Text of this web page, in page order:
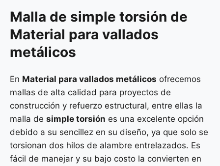
Malla de simple torsión de
Material para vallados
metálicos
En Material para vallados metálicos ofrecemos
mallas de alta calidad para proyectos de
construcción y refuerzo estructural, entre ellas la
malla de simple torsión es una excelente opción
debido a su sencillez en su diseño, ya que solo se
torsionan dos hilos de alambre entrelazados. Es
fácil de manejar y su bajo costo la convierten en